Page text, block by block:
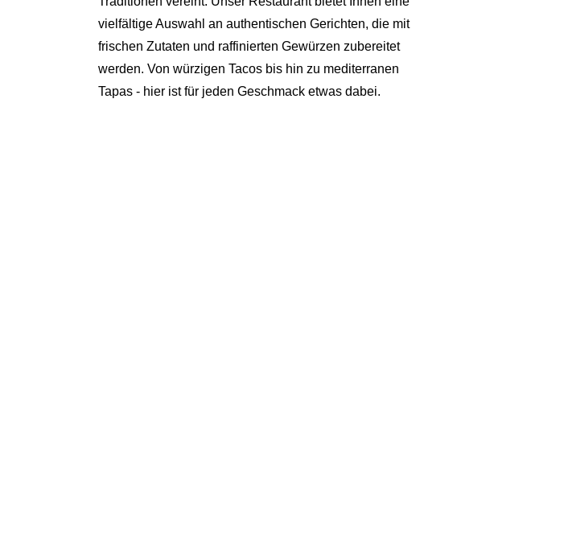
vielfältige Auswahl an authentischen Gerichten, die mit
frischen Zutaten und raffinierten Gewürzen zubereitet
werden. Von würzigen Tacos bis hin zu mediterranen
Tapas - hier ist für jeden Geschmack etwas dabei.